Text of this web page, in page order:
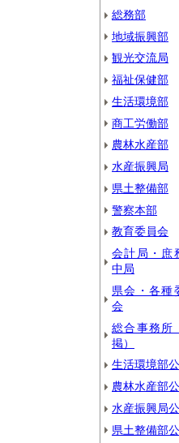
総務部
地域振興部
観光交流局
福祉保健部
生活環境部
商工労働部
農林水産部
水産振興局
県土整備部
警察本部
教育委員会
会計局・庶
中局
県会・各種
会
総合事務所
掲）
生活環境部
農林水産部
水産振興局
県土整備部